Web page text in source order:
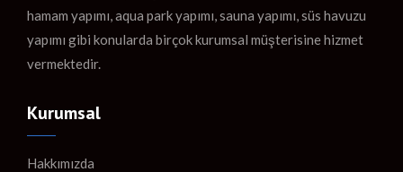
hamam yapımı, aqua park yapımı, sauna yapımı, süs havuzu
yapımı gibi konularda birçok kurumsal müşterisine hizmet
vermektedir.
Kurumsal
Hakkımızda